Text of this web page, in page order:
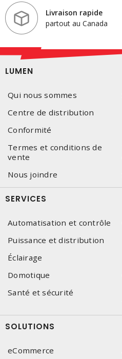
Livraison rapide
partout au Canada
LUMEN
Qui nous sommes
Centre de distribution
Conformité
Termes et conditions de
vente
Nous joindre
SERVICES
Automatisation et contrôle
Puissance et distribution
Éclairage
Domotique
Santé et sécurité
SOLUTIONS
eCommerce